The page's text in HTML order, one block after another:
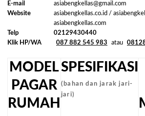
E-mail
asiabengkellas@gmail.com
Website
asiabengkellas.co.id /
asiabengkellas.com
Telp
02129430440
Klik HP/WA
087 882 545 983 atau
MODEL
PAGAR
RUMAH
SPESIFIKASI
(bahan dan jarak jari-
jari)